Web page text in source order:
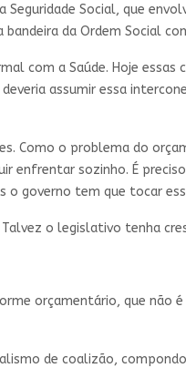
Social, que
da Ordem Social
com a Saúde. Hoje
assumir essa
Como o problema do
enfrentar sozinho. É
o governo tem que tocar
o legislativo tenha
orçamentário, que não
de coalizão,